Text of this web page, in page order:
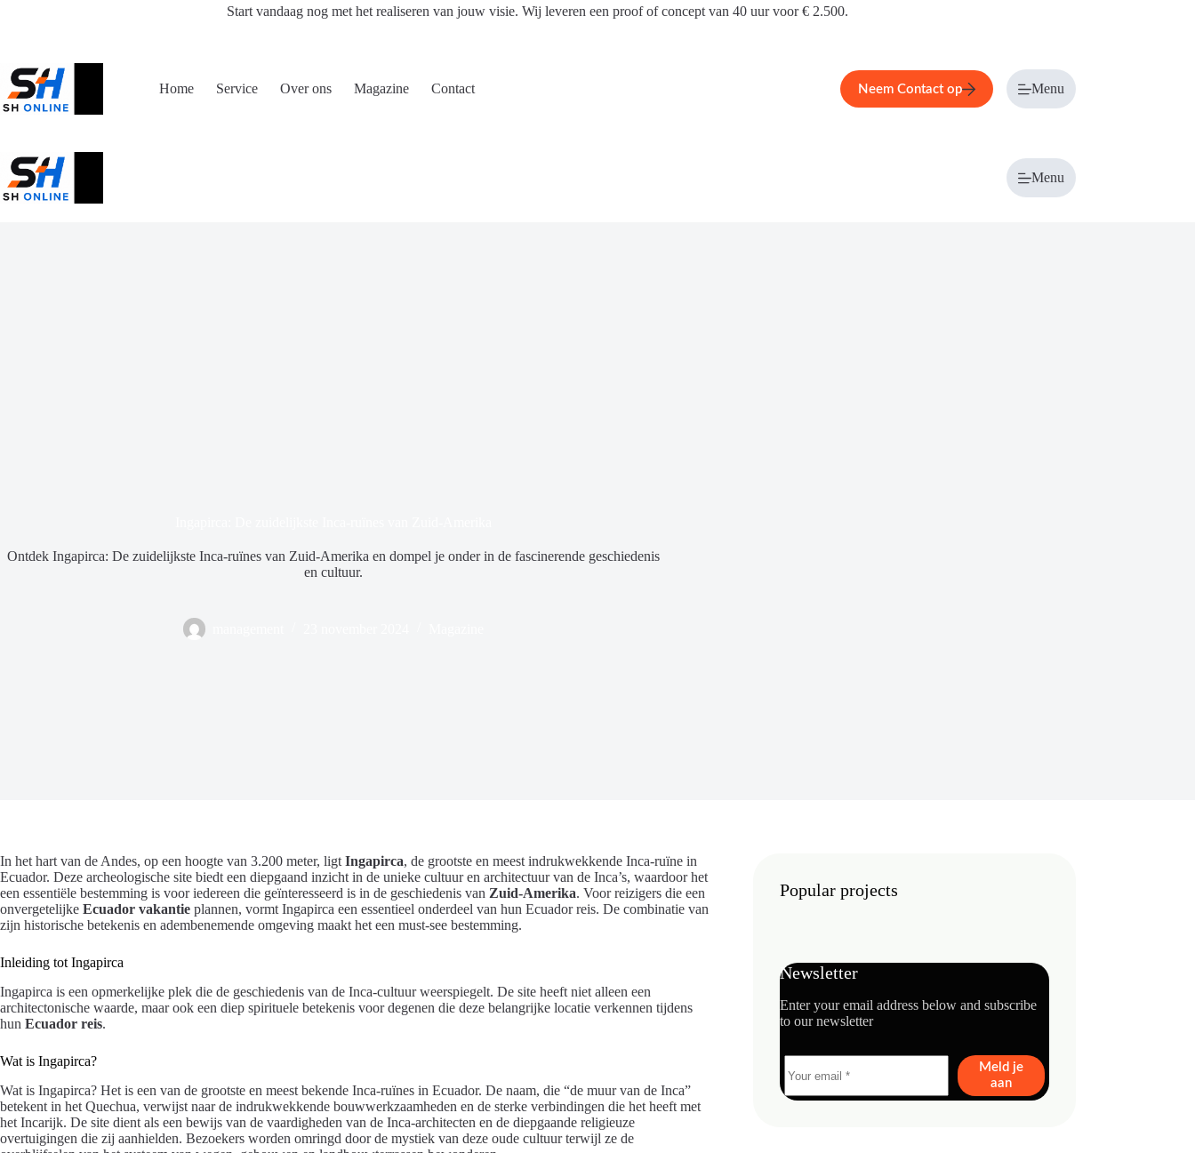
Start vandaag nog met het realiseren van jouw visie. Wij leveren een proof of concept van 40 uur voor € 2.500.
Home Service Over ons Magazine Contact Neem Contact op Menu
Menu
Ontdek Ingapirca: De zuidelijkste Inca-ruïnes van Zuid-Amerika en dompel je onder in de fascinerende geschiedenis
en cultuur.
In het hart van de Andes, op een hoogte van 3.200 meter, ligt Ingapirca, de grootste en meest indrukwekkende Inca-ruïne in
Ecuador. Deze archeologische site biedt een diepgaand inzicht in de unieke cultuur en architectuur van de Inca’s, waardoor het
een essentiële bestemming is voor iedereen die geïnteresseerd is in de geschiedenis van Zuid-Amerika. Voor reizigers die een
onvergetelijke Ecuador vakantie plannen, vormt Ingapirca een essentieel onderdeel van hun Ecuador reis. De combinatie van
zijn historische betekenis en adembenemende omgeving maakt het een must-see bestemming.
Inleiding tot Ingapirca
Ingapirca is een opmerkelijke plek die de geschiedenis van de Inca-cultuur weerspiegelt. De site heeft niet alleen een
architectonische waarde, maar ook een diep spirituele betekenis voor degenen die deze belangrijke locatie verkennen tijdens
hun Ecuador reis.
Wat is Ingapirca?
Wat is Ingapirca? Het is een van de grootste en meest bekende Inca-ruïnes in Ecuador. De naam, die “de muur van de Inca”
betekent in het Quechua, verwijst naar de indrukwekkende bouwwerkzaamheden en de sterke verbindingen die het heeft met
het Incarijk. De site dient als een bewijs van de vaardigheden van de Inca-architecten en de diepgaande religieuze
overtuigingen die zij aanhielden. Bezoekers worden omringd door de mystiek van deze oude cultuur terwijl ze de
Popular projects
Newsletter
Enter your email address below and subscribe
to our newsletter
Meld je
aan